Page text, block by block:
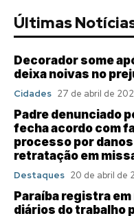
Últimas
Decorador some
deixa noivas no
Cidades 27 de abril de
Padre denunciado
fecha acordo com
processo por
retratação em
Destaques 20 de abril de
Paraíba registra
diários do trabalho